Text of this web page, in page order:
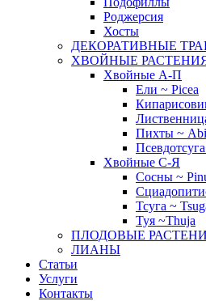
Роджерсия
Хосты
ДЕКОРАТИВНЫЕ
ХВОЙНЫЕ
Хвойные А-П
Ели ~ Picea
Пихты ~
Хвойные С-Я
Сосны ~
Тсуга ~
Туя ~Thuja
ПЛОДОВЫЕ
ЛИАНЫ
Статьи
Услуги
Контакты